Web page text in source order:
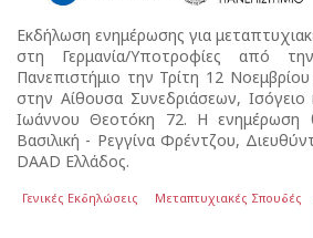
Εκδήλωση ενημέρωσης για
στη Γερμανία/Υποτροφίες από
Πανεπιστήμιο την Τρίτη 12
στην Αίθουσα Συνεδριάσεων,
Ιωάννου Θεοτόκη 72. Η ενημέρωση
Βασιλική - Ρεγγίνα Φρέντζου,
DAAD Ελλάδος.
Γενικές Εκδηλώσεις Μεταπτυχιακές Σπουδές